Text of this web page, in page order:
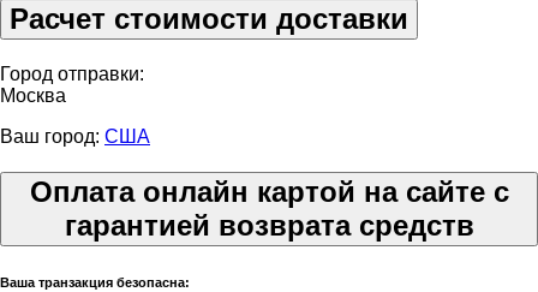
Расчет стоимости доставки
Город отправки:
Москва
Ваш город: США
Оплата онлайн картой на сайте с
гарантией возврата средств
Ваша транзакция безопасна: